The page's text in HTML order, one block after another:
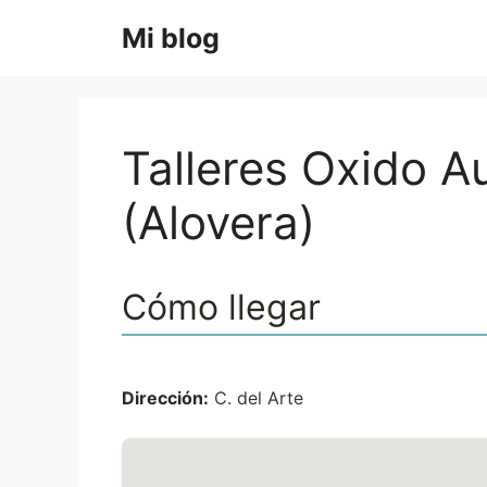
Mi blog
Talleres Oxido
(Alovera)
Cómo llegar
Dirección: C. del Arte